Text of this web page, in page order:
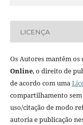
LICENÇA
Os Autores mantêm
Online, o direito de
de acordo com uma
compartilhamento
uso/citação de modo
autoria e publicação